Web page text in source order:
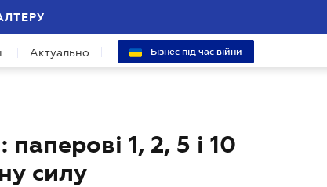
Актуально Бізнес під час війни
1, 2, 5 і 10
силу